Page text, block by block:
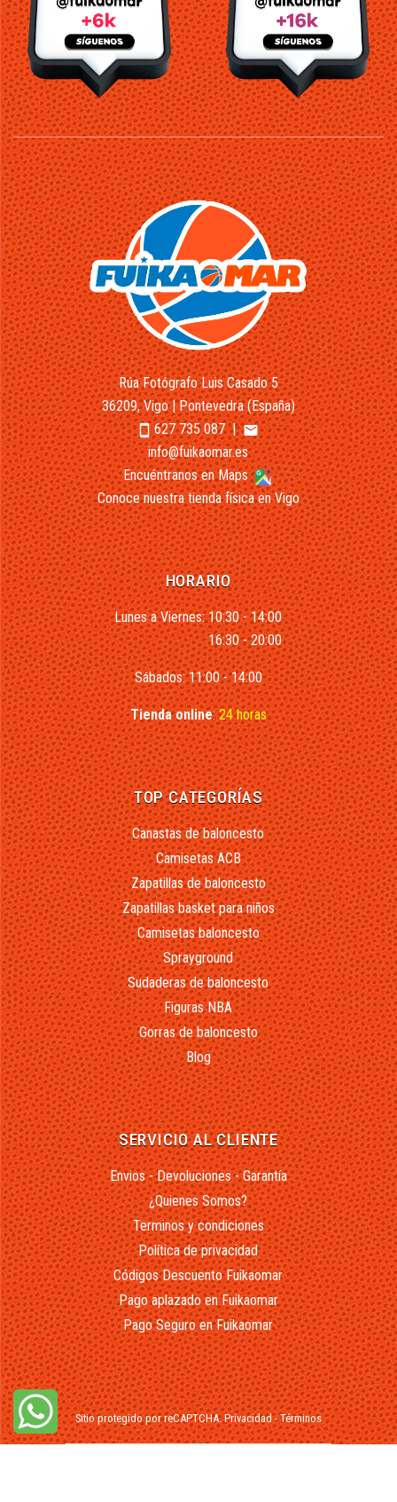
Rúa Fotógrafo Luis Casado 5
36209, Vigo | Pontevedra (España)
smartphone627 735 087|email
info@fuikaomar.es
Encuéntranos en Maps
Conoce nuestra tienda física en Vigo
HORARIO
Lunes a Viernes: 10:30 - 14:00
16:30 - 20:00
Sábados: 11:00 - 14:00
Tienda online:24 horas
TOP CATEGORÍAS
Canastas de baloncesto
Camisetas ACB
Zapatillas de baloncesto
Zapatillas basket para niños
Camisetas baloncesto
Sprayground
Sudaderas de baloncesto
Figuras NBA
Gorras de baloncesto
Blog
SERVICIO AL CLIENTE
Envios - Devoluciones - Garantía
¿Quienes Somos?
Terminos y condiciones
Política de privacidad
Códigos Descuento Fuikaomar
Pago aplazado en Fuikaomar
Pago Seguro en Fuikaomar
Sitio protegido por reCAPTCHA.Privacidad-Términos